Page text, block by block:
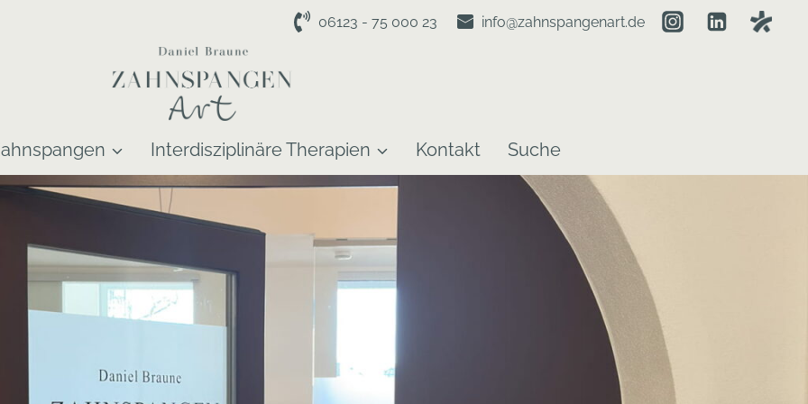
06123 - 75 000 23 info@zahnspangenart.de
Interdisziplinäre Therapien Kontakt Suche